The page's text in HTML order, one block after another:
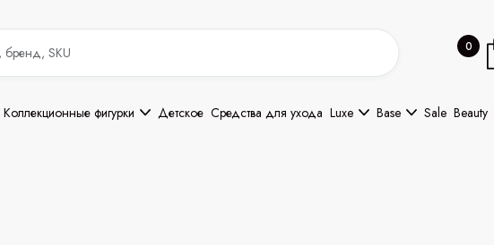
0
Коллекционные фигурки Детское Средства для ухода Luxe Base Sale Beauty